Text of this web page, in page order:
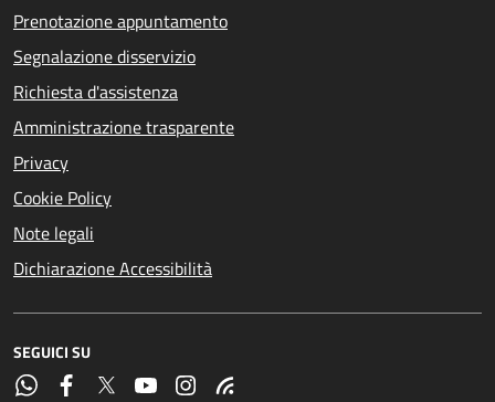
Prenotazione appuntamento
Segnalazione disservizio
Richiesta d'assistenza
Amministrazione trasparente
Privacy
Cookie Policy
Note legali
Dichiarazione Accessibilità
SEGUICI SU